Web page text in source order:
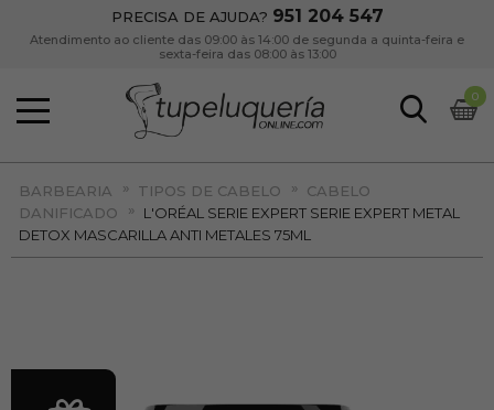
PRECISA DE AJUDA? 951 204 547
Atendimento ao cliente das 09:00 às 14:00 de segunda a quinta-feira e
sexta-feira das 08:00 às 13:00
0
BARBEARIA » TIPOS DE CABELO » CABELO
DANIFICADO
» L'ORÉAL SERIE EXPERT SERIE EXPERT METAL
DETOX MASCARILLA ANTI METALES 75ML